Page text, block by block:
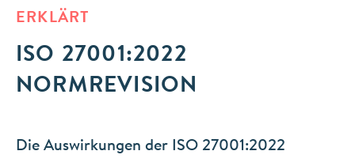
Die Auswirkungen der ISO 27001:2022
ISO 27001:2022
NORMREVISION
ERKLÄRT